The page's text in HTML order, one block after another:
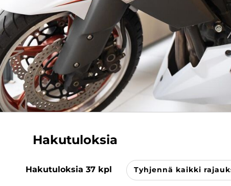
Hakutuloksia
Hakutuloksia 37 kpl Tyhjennä kaikki